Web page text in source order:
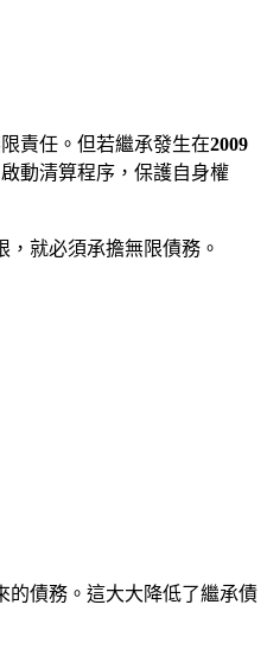
責任。但若繼承發生在2009
動清算程序，保護自身權
就必須承擔無限債務。
的債務。這大大降低了繼承債